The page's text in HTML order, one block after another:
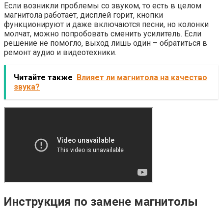
Если возникли проблемы со звуком, то есть в целом
магнитола работает, дисплей горит, кнопки
функционируют и даже включаются песни, но колонки
молчат, можно попробовать сменить усилитель. Если
решение не помогло, выход лишь один – обратиться в
ремонт аудио и видеотехники.
Читайте также Влияет ли магнитола на качество
звука?
Инструкция по замене магнитолы